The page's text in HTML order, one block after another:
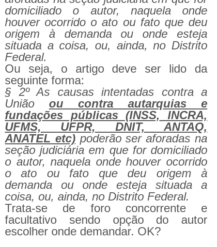
domiciliado o autor, naquela onde
houver ocorrido o ato ou fato que deu
origem à demanda ou onde esteja
situada a coisa, ou, ainda, no Distrito
Federal.
Ou seja, o artigo deve ser lido da
seguinte forma:
§ 2º As causas intentadas contra a
União ou contra autarquias e
fundações públicas (INSS, INCRA,
UFMS, UFPR, DNIT, ANTAQ,
ANATEL etc)poderão ser aforadas na
seção judiciária em que for domiciliado
o autor, naquela onde houver ocorrido
o ato ou fato que deu origem à
demanda ou onde esteja situada a
coisa, ou, ainda, no Distrito Federal.
Trata-se de foro concorrente e
facultativo sendo opção do autor
escolher onde demandar. OK?